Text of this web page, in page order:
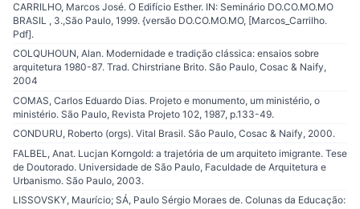
CARRILHO, Marcos José. O Edifício Esther. IN: Seminário DO.CO.MO.MO
BRASIL , 3.,São Paulo, 1999. {versão DO.CO.MO.MO, [Marcos_Carrilho.
Pdf].
COLQUHOUN, Alan. Modernidade e tradição clássica: ensaios sobre
arquitetura 1980-87. Trad. Chirstriane Brito. São Paulo, Cosac & Naify,
2004
COMAS, Carlos Eduardo Dias. Projeto e monumento, um ministério, o
ministério. São Paulo, Revista Projeto 102, 1987, p.133-49.
CONDURU, Roberto (orgs). Vital Brasil. São Paulo, Cosac & Naify, 2000.
FALBEL, Anat. Lucjan Korngold: a trajetória de um arquiteto imigrante. Tese
de Doutorado. Universidade de São Paulo, Faculdade de Arquitetura e
Urbanismo. São Paulo, 2003.
LISSOVSKY, Maurício; SÁ, Paulo Sérgio Moraes de. Colunas da Educação: